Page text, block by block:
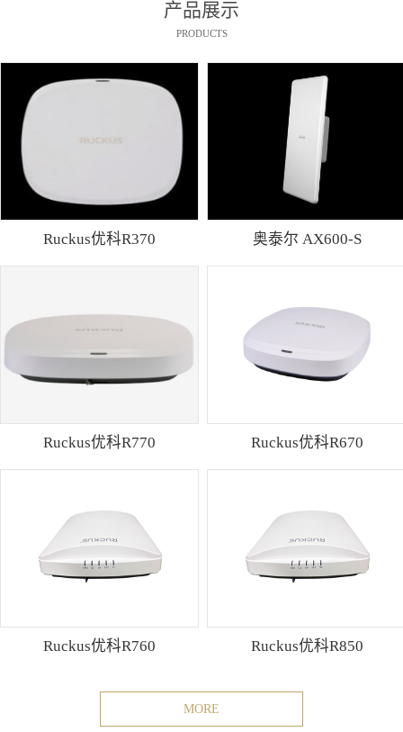
产品展示
PRODUCTS
Ruckus优科R370 奥泰尔 AX600-S
Ruckus优科R770 Ruckus优科R670
Ruckus优科R760 Ruckus优科R850
MORE